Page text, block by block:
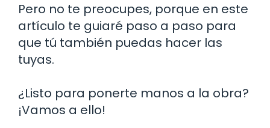
Pero no te preocupes, porque en este
artículo te guiaré paso a paso para
que tú también puedas hacer las
tuyas.
¿Listo para ponerte manos a la obra?
¡Vamos a ello!